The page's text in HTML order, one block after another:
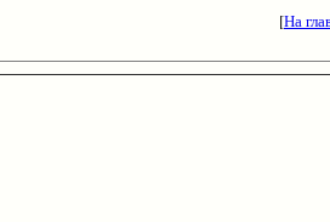
[На